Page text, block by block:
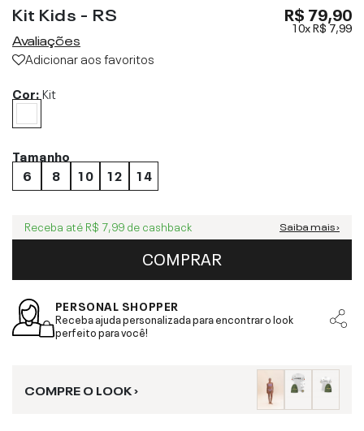
Kit Kids - RS
Avaliações
Adicionar aos favoritos
R$ 79,90
10xR$ 7,99
Cor:Kit
Tamanho
6
8 10 12 14
Receba até R$ 7,99 de cashback Saiba mais ›
COMPRAR
PERSONAL SHOPPER
Receba ajuda personalizada para encontrar o look
perfeito para você!
COMPRE O LOOK ›